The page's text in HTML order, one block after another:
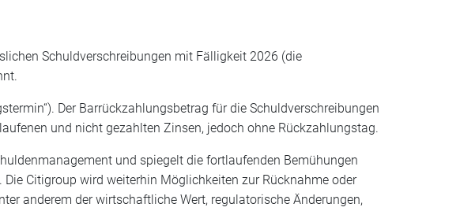
Schuldverschreibungen mit Fälligkeit 2026 (die
Der Barrückzahlungsbetrag für die Schuldverschreibungen
und nicht gezahlten Zinsen, jedoch ohne Rückzahlungstag.
und spiegelt die fortlaufenden Bemühungen
Citigroup wird weiterhin Möglichkeiten zur Rücknahme oder
anderem der wirtschaftliche Wert, regulatorische Änderungen,